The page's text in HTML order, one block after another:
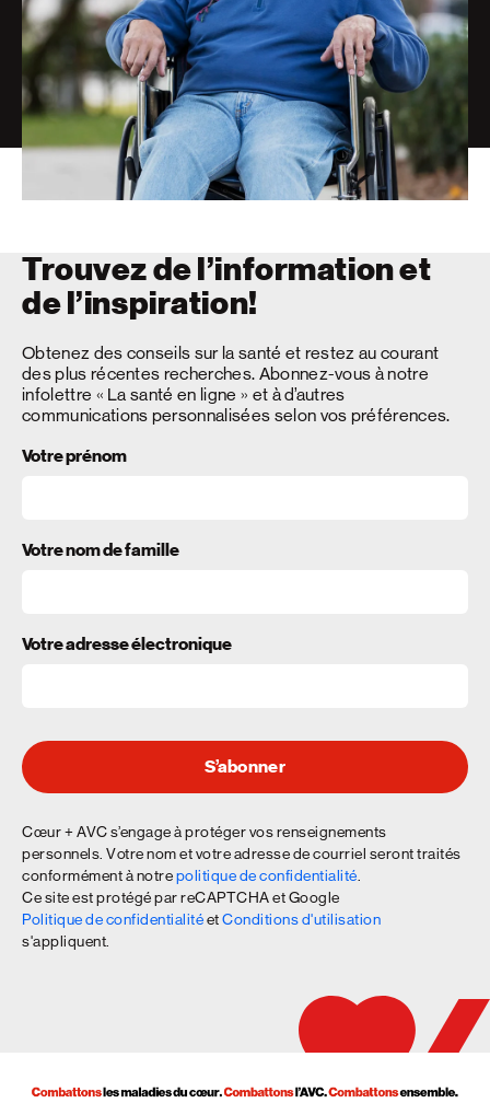
Trouvez de l’information et
de l’inspiration!
Obtenez des conseils sur la santé et restez au courant
des plus récentes recherches. Abonnez-vous à notre
infolettre « La santé en ligne » et à d’autres
communications personnalisées selon vos préférences.
Votre prénom
Votre nom de famille
Votre adresse électronique
S’abonner
Cœur + AVC s’engage à protéger vos renseignements
personnels. Votre nom et votre adresse de courriel seront traités
conformément à notrepolitique de confidentialité
Ce site est protégé par reCAPTCHA et Google
Politique de confidentialitéetConditions d'utilisation
s'appliquent.